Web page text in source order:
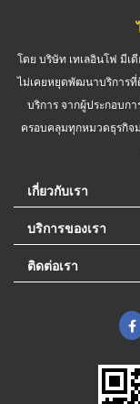
โดย บริษัท เทเลอินโฟ มีเ
ไม่เคยหยุดพัฒนาบริการที่
บริการ จากผู้ประกอบก
ครอบคลุมทุกหมวดธุรกิจ
เกี่ยวกับเรา
บริการของเรา
ติดต่อเรา